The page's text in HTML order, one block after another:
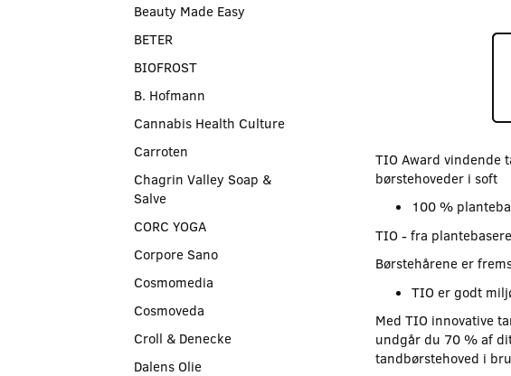
Beauty Made Easy
BETER
BIOFROST
B. Hofmann
Cannabis Health Culture
Carroten
Chagrin Valley Soap &
Salve
CORC YOGA
Corpore Sano
Cosmomedia
Cosmoveda
Croll & Denecke
Dalens Olie
TIO Award vindende
børstehoveder i soft
100 %
TIO - fra
Børstehårene er
TIO er godt
Med TIO innovative
undgår du 70 % af
tandbørstehoved i